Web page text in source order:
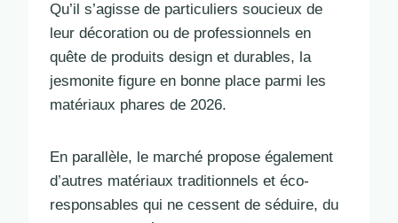
Qu’il s’agisse de particuliers soucieux de
leur décoration ou de professionnels en
quête de produits design et durables, la
jesmonite figure en bonne place parmi les
matériaux phares de 2026.
En parallèle, le marché propose également
d’autres matériaux traditionnels et éco-
responsables qui ne cessent de séduire, du